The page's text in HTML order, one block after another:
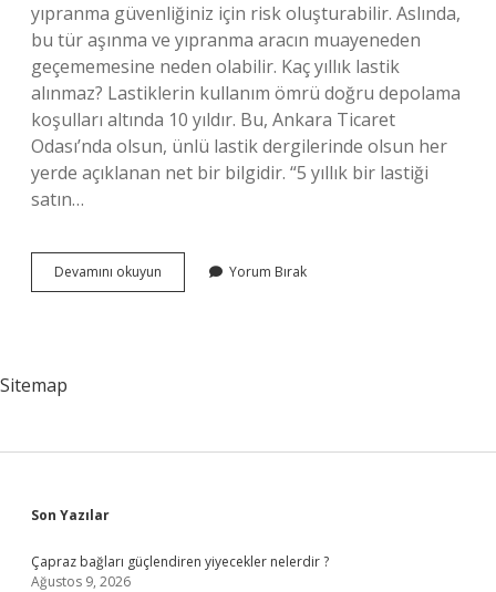
yıpranma güvenliğiniz için risk oluşturabilir. Aslında,
bu tür aşınma ve yıpranma aracın muayeneden
geçememesine neden olabilir. Kaç yıllık lastik
alınmaz? Lastiklerin kullanım ömrü doğru depolama
koşulları altında 10 yıldır. Bu, Ankara Ticaret
Odası’nda olsun, ünlü lastik dergilerinde olsun her
yerde açıklanan net bir bilgidir. “5 yıllık bir lastiği
satın…
Devamını okuyun
Yıllık
Yorum Bırak
Sitemap
Sidebar
Son Yazılar
Çapraz bağları güçlendiren yiyecekler nelerdir ?
Ağustos 9, 2026